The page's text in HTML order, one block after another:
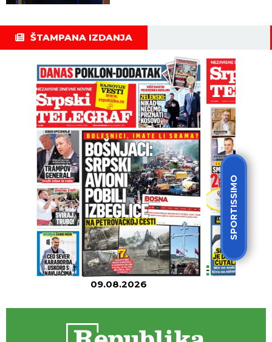
SPORTISSIMO
ŠTAMPANA IZDANJA
09.08.2026